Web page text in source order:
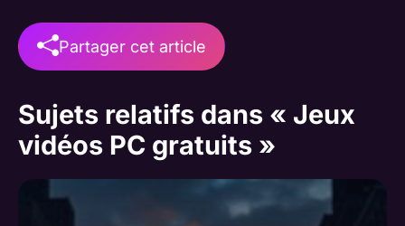
Partager cet article
Sujets relatifs dans « Jeux
vidéos PC gratuits »